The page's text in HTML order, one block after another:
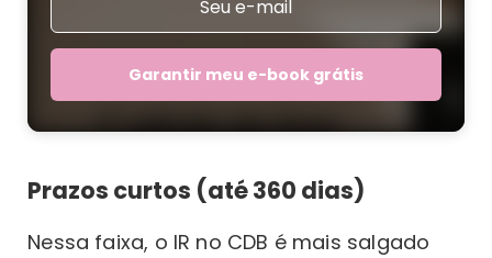
Garantir meu e-book grátis
Prazos curtos (até 360 dias)
Nessa faixa, o IR no CDB é mais salgado